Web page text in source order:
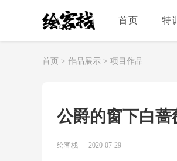
首页 特
首页 > 作品展示 > 项目作品
公爵的窗下白蔷
绘客栈 2020-07-29